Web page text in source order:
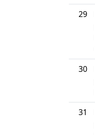
29
30
31